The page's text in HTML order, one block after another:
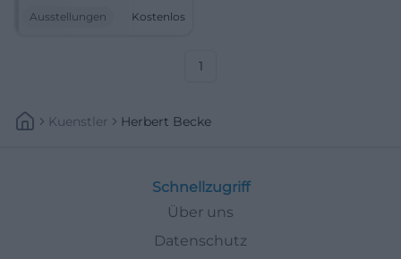
Sprachwitz, urbane
Ausstellungen Kostenlos
1
Kuenstler Herbert Becke
Schnellzugriff
Über uns
Datenschutz